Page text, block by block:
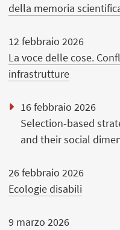
della memoria
12 febbraio 2026
La voce delle cose.
infrastrutture
16 febbraio 2026
Selection-based
and their social
26 febbraio 2026
Ecologie disabili
9 marzo 2026